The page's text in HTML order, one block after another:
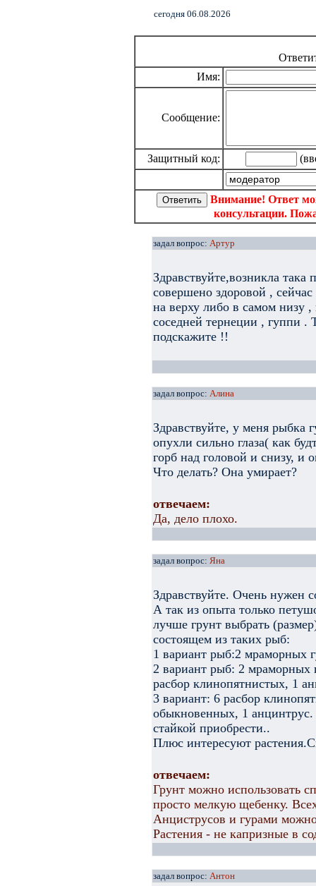
cегодня 06.08.2026
Имя:
Сообщение:
Защитный код:
Внимание! Ответ
консультации.
задал вопрос: Артур
Здравствуйте,возникла така
совершено здоровой ,
на верху либо в самом низу ,
соседней тернеции , гуппи .
подскажите !!
задал вопрос: Алина
Здравствуйте, у меня рыбка
опухли сильно глаза( как
горб над головой и снизу, и
Что делать? Она умирает?
отвечаем:
Да, дело плохо.
задал вопрос: Яна
Здравствуйте. Очень нужен
А так из опыта только
лучше грунт выбрать
состоящем из таких рыб:
1 вариант рыб:2 мраморных
2 вариант рыб: 2 мраморных
расбор клинопятнистых, 1
3 вариант: 6 расбор
обыкновенных, 1 анцинтрус.
стайкой приобрести..
Плюс интересуют
отвечаем:
Грунт можно использовать
просто мелкую щебенку.
Анциструсов и гурами
Растения - не капризные в
задал вопрос: Антон